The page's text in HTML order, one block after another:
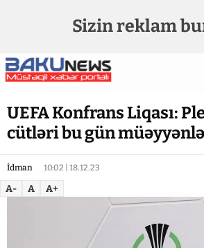
Sizin reklam
UEFA Konfrans Liqası:
cütləri bu gün
İdman 10:02 | 18.12.23
A- A A+